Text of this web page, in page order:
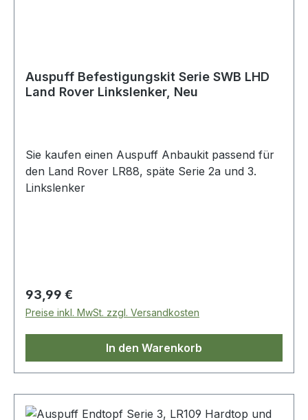
Auspuff Befestigungskit Serie SWB LHD
Land Rover Linkslenker, Neu
Sie kaufen einen Auspuff Anbaukit passend für
den Land Rover LR88, späte Serie 2a und 3.
Linkslenker
Regulärer Preis:
93,99 €
Preise inkl. MwSt. zzgl. Versandkosten
In den Warenkorb